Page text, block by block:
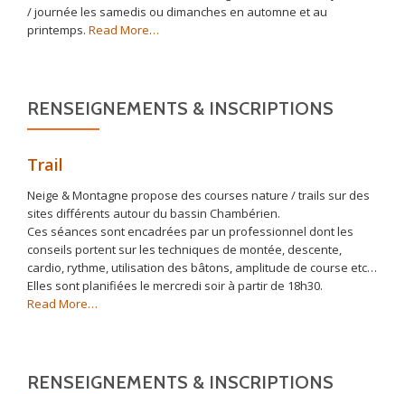
/ journée les samedis ou dimanches en automne et au
printemps. Read Moreabout
…
RENSEIGNEMENTS & INSCRIPTIONS
Trail
Neige & Montagne propose des courses nature / trails sur des
sites différents autour du bassin Chambérien.
Ces séances sont encadrées par un professionnel dont les
conseils portent sur les techniques de montée, descente,
cardio, rythme, utilisation des bâtons, amplitude de course etc…
Elles sont planifiées le mercredi soir à partir de 18h30.
Read Moreabout
…
RENSEIGNEMENTS & INSCRIPTIONS